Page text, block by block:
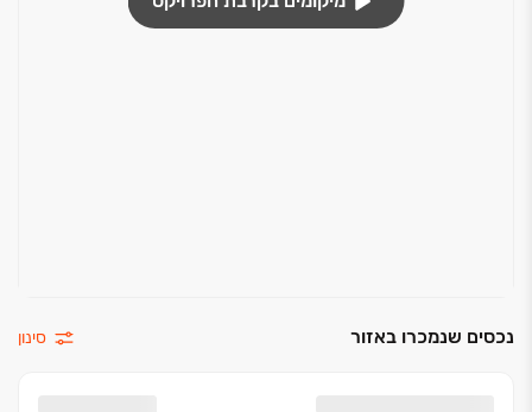
נכסים שנמכרו באזור סינון